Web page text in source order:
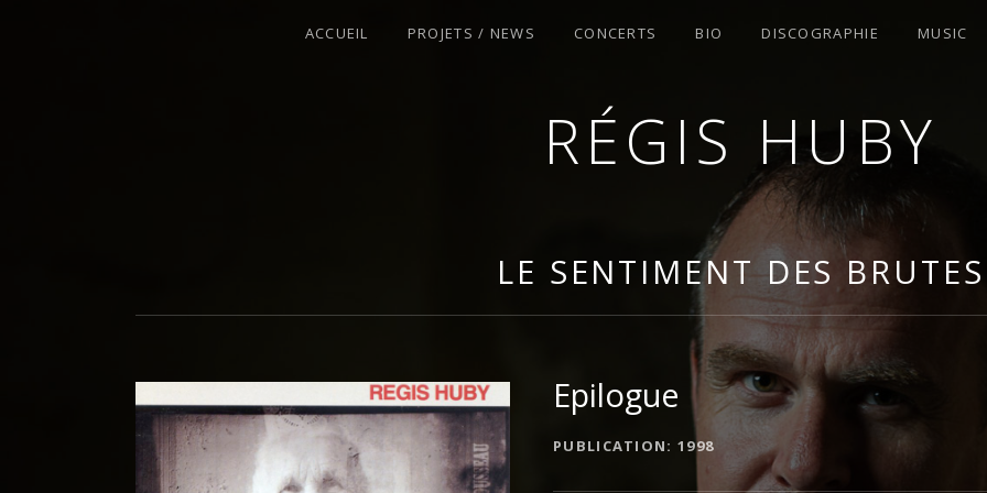
RÉGIS HUBY
ACCUEIL PROJETS / NEWS CONCERTS BIO DISCOGRAPHIE MUSIC
LE SENTIMENT DES BRUTES
Epilogue
DÉTAILS DE L'ALBUM
PUBLICATION 1998